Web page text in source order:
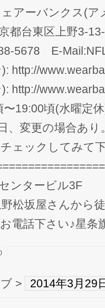
アーバンクス(
都台東区上野3-
5678 E-
http://
http://
〜19:00頃(水曜定
、変更の場合あり
ェックしてみて
ンタービル3F
松坂屋さんから
電話下さい♪星条
> 2014年3月29